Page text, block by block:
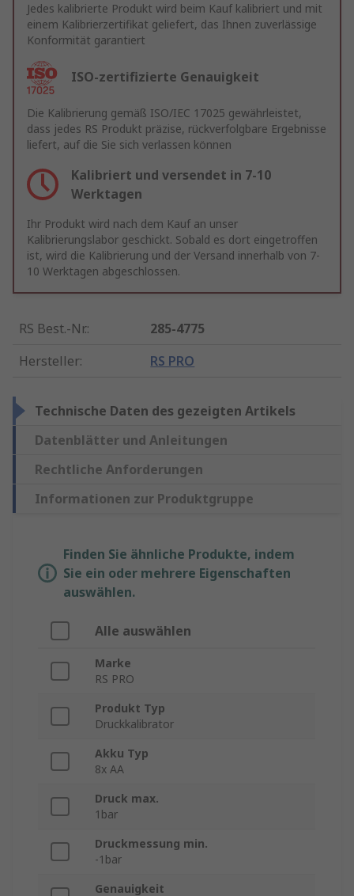
Jedes kalibrierte Produkt wird beim Kauf kalibriert und mit
einem Kalibrierzertifikat geliefert, das Ihnen zuverlässige
Konformität garantiert
ISO-zertifizierte Genauigkeit
Die Kalibrierung gemäß ISO/IEC 17025 gewährleistet,
dass jedes RS Produkt präzise, rückverfolgbare Ergebnisse
liefert, auf die Sie sich verlassen können
Kalibriert und versendet in 7-10
Werktagen
Ihr Produkt wird nach dem Kauf an unser
Kalibrierungslabor geschickt. Sobald es dort eingetroffen
ist, wird die Kalibrierung und der Versand innerhalb von 7-
10 Werktagen abgeschlossen.
RS Best.-Nr.:
285-4775
Hersteller: RS PRO
Technische Daten des gezeigten Artikels
Datenblätter und Anleitungen
Rechtliche Anforderungen
Informationen zur Produktgruppe
Finden Sie ähnliche Produkte, indem
Sie ein oder mehrere Eigenschaften
auswählen.
Alle auswählen
Marke
RS PRO
Produkt Typ
Druckkalibrator
Akku Typ
8x AA
Druck max.
1bar
Druckmessung min.
-1bar
Genauigkeit